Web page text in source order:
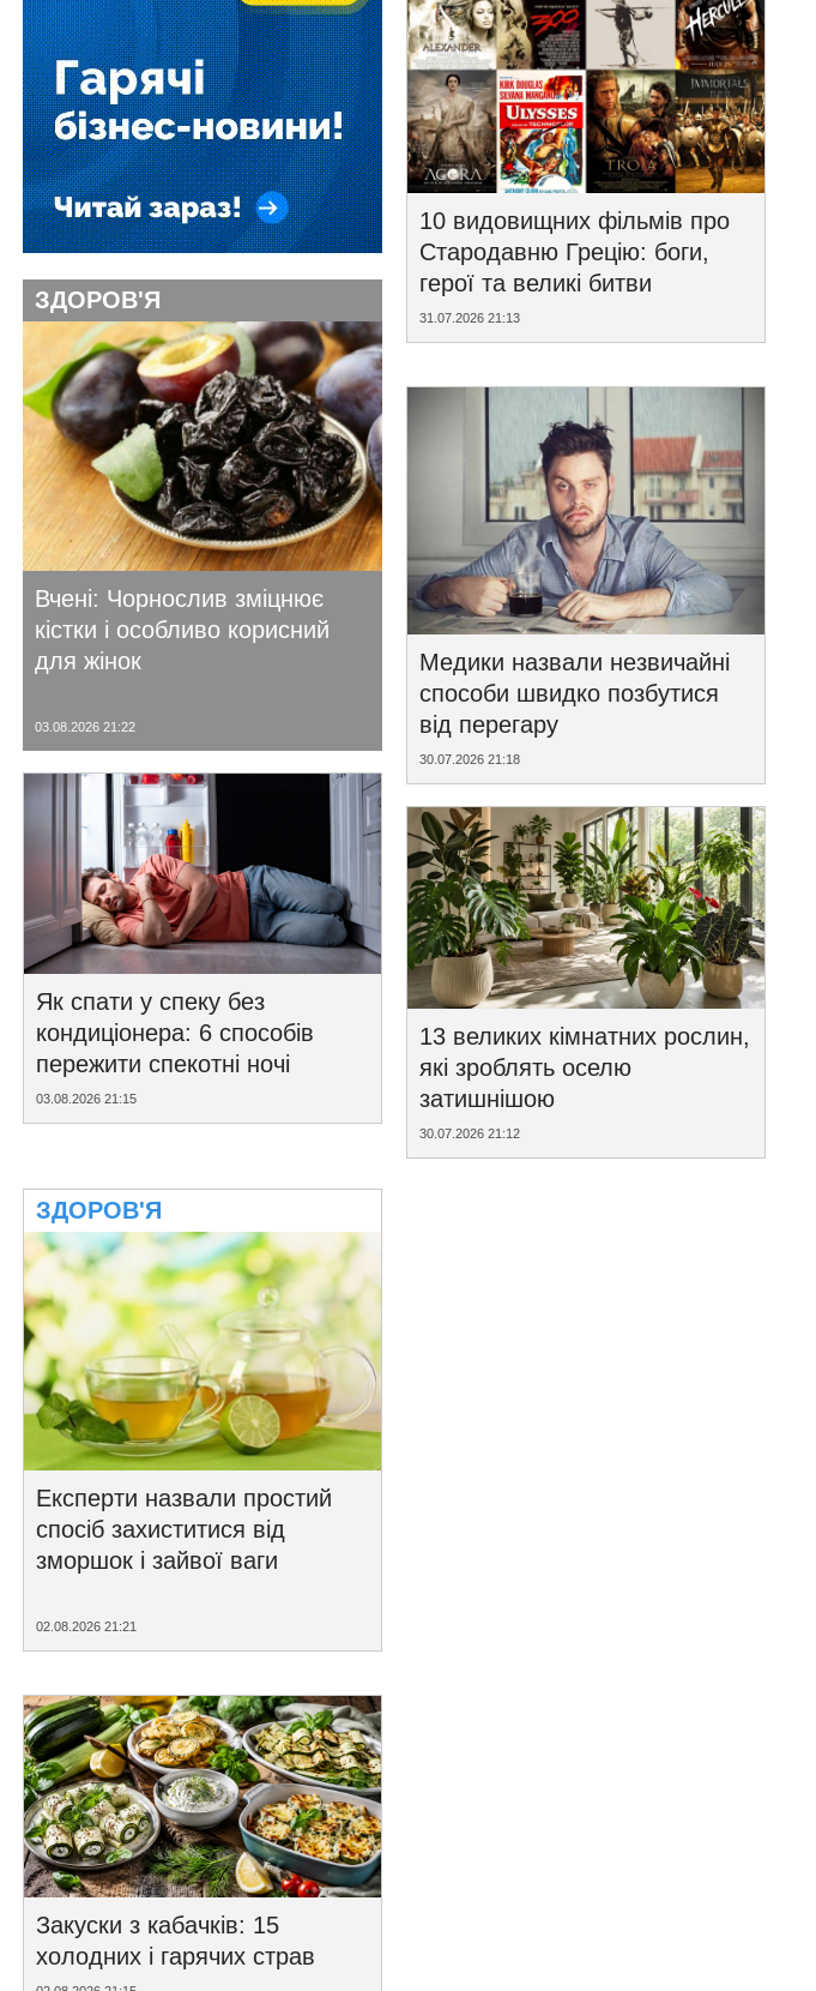
ЗДОРОВ'Я
Вчені: Чорнослив зміцнює
кістки і особливо корисний
для жінок
03.08.2026 21:22
Як спати у спеку без
кондиціонера: 6 способів
пережити спекотні ночі
03.08.2026 21:15
ЗДОРОВ'Я
Експерти назвали простий
спосіб захиститися від
зморшок і зайвої ваги
02.08.2026 21:21
Закуски з кабачків: 15
холодних і гарячих страв
10 видовищних фільмів про
Стародавню Грецію: боги,
герої та великі битви
31.07.2026 21:13
Медики назвали незвичайні
способи швидко позбутися
від перегару
30.07.2026 21:18
13 великих кімнатних рослин,
які зроблять оселю
затишнішою
30.07.2026 21:12